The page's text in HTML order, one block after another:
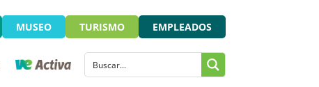
MUSEO TURISMO EMPLEADOS